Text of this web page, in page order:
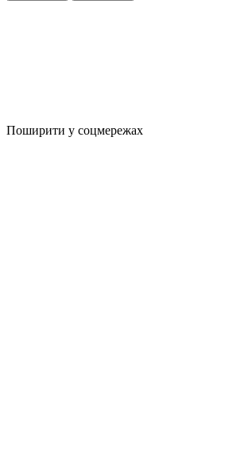
Поширити у соцмережах